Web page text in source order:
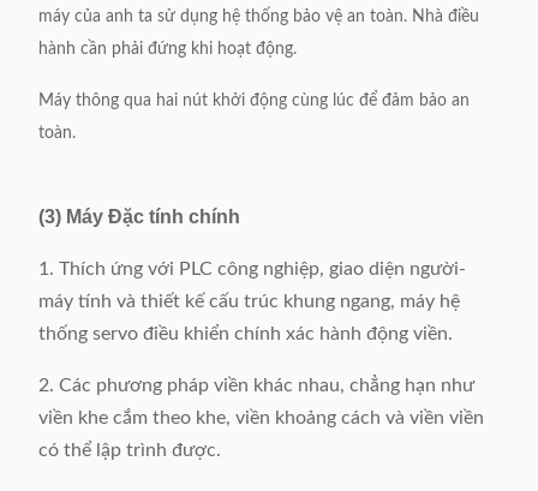
máy của anh ta sử dụng hệ thống bảo vệ an toàn. Nhà điều
hành cần phải đứng khi hoạt động.
Máy thông qua hai nút khởi động cùng lúc để đảm bảo an
toàn.
(3) Máy Đặc tính chính
1. Thích ứng với PLC công nghiệp, giao diện người-
máy tính và thiết kế cấu trúc khung ngang, máy hệ
thống servo điều khiển chính xác hành động viền.
2. Các phương pháp viền khác nhau, chẳng hạn như
viền khe cắm theo khe, viền khoảng cách và viền viền
có thể lập trình được.